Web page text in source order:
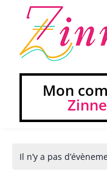
Mon
Zinne
Il n’y a pas